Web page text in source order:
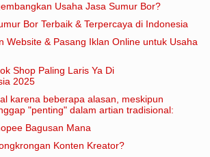
Usaha Jasa Sumur Bor?
Bor Terbaik & Terpercaya di Indonesia
Website & Pasang Iklan Online untuk Usaha
Shop Paling Laris Ya Di
2025
karena beberapa alasan, meskipun
"penting" dalam artian tradisional:
Bagusan Mana
Konten Kreator?